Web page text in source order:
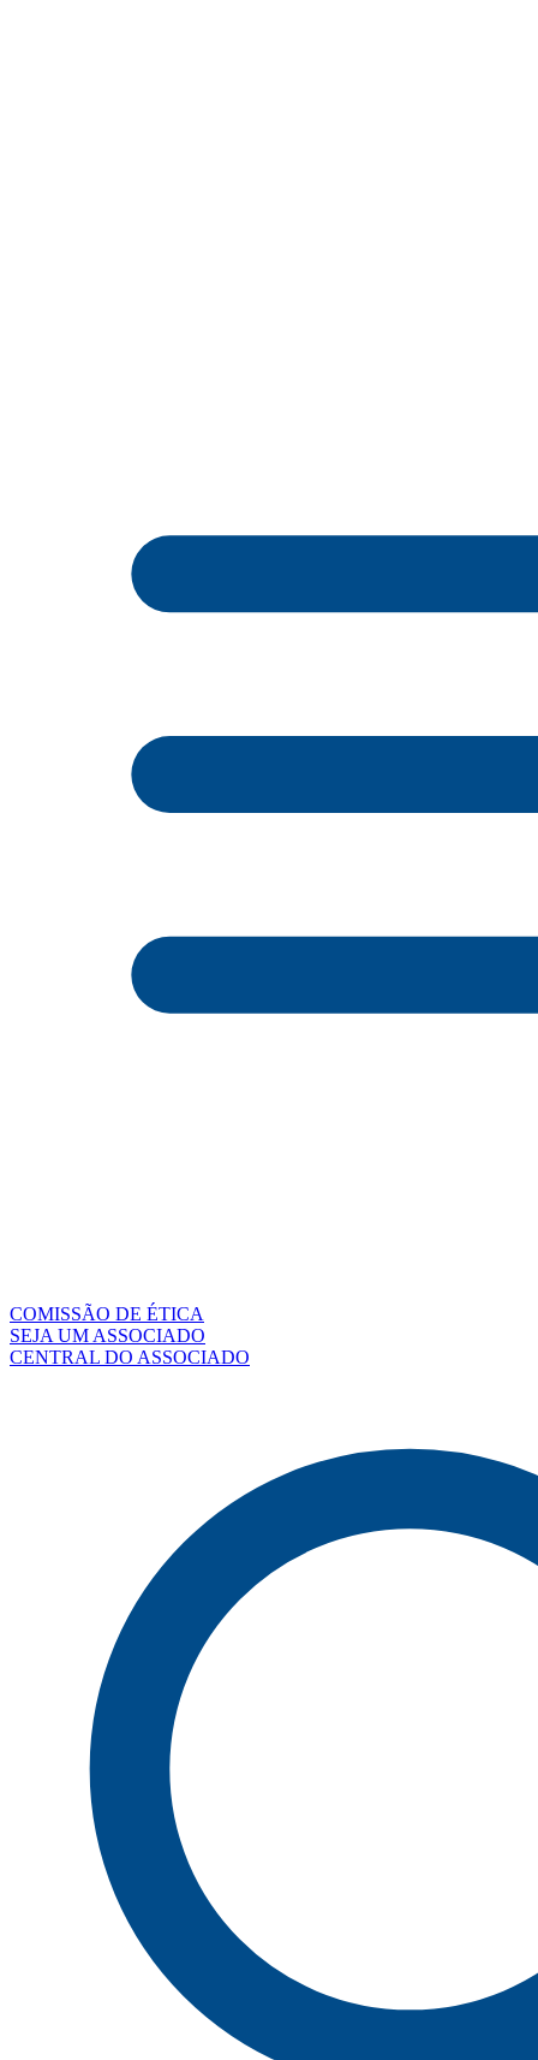
COMISSÃO DE ÉTICA
SEJA UM ASSOCIADO
CENTRAL DO ASSOCIADO